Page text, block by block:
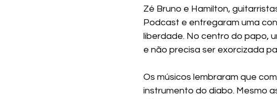
Zé Bruno e Hamilton,
Podcast e entregaram uma
liberdade. No centro do papo,
e não precisa ser exorcizada
Os músicos lembraram que
instrumento do diabo. Mesmo